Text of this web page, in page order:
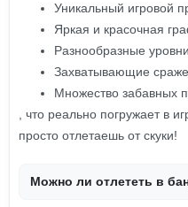
Уникальный игровой
Яркая и красочная
Разнообразные
Захватывающие
Множество забавных
, что реально погружает в
просто отлетаешь от скуки!
Можно ли отлететь в